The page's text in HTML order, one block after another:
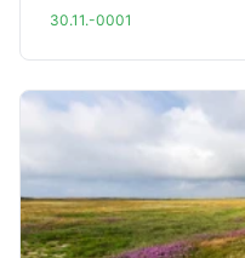
30.11.-0001